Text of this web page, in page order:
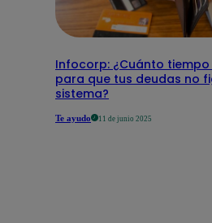
Infocorp: ¿Cuánto tiempo
para que tus deudas no
sistema?
Te ayudo 11 de junio 2025